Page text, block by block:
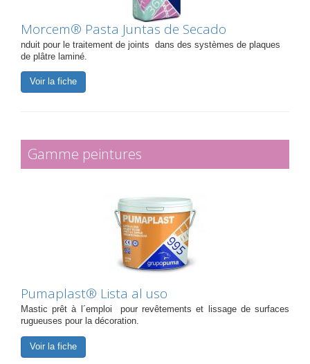
Morcem® Pasta Juntas de Secado
nduit pour le traitement de joints dans des systèmes de plaques
de plâtre laminé.
Voir la fiche
Gamme peintures
Pumaplast® Lista al uso
Mastic prêt à l´emploi pour revêtements et lissage de surfaces
rugueuses pour la décoration.
Voir la fiche